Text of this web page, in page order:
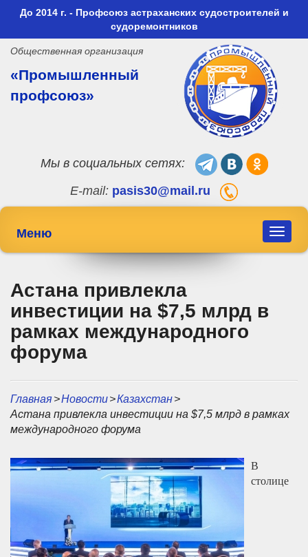
До 2014 г. - Профсоюз астраханских судостроителей и
судоремонтников
Общественная организация
«Промышленный
профсоюз»
Мы в социальных сетях:
E-mail: pasis30@mail.ru
Toggle
Меню
Астана привлекла
инвестиции на $7,5 млрд в
рамках международного
форума
Главная>Новости>Казахстан>
Астана привлекла инвестиции на $7,5 млрд в рамках
международного форума
В
столице